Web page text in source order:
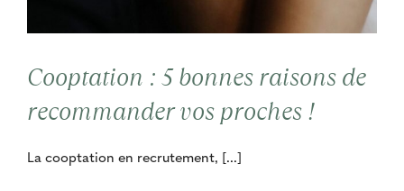
Contact
Cooptation
Cooptation : 5 bonnes raisons de
recommander vos proches !
La cooptation en recrutement, [...]